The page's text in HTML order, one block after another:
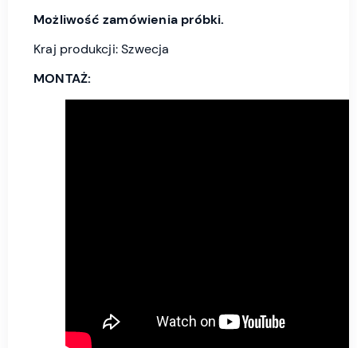
Możliwość zamówienia próbki.
Kraj produkcji: Szwecja
MONTAŻ: